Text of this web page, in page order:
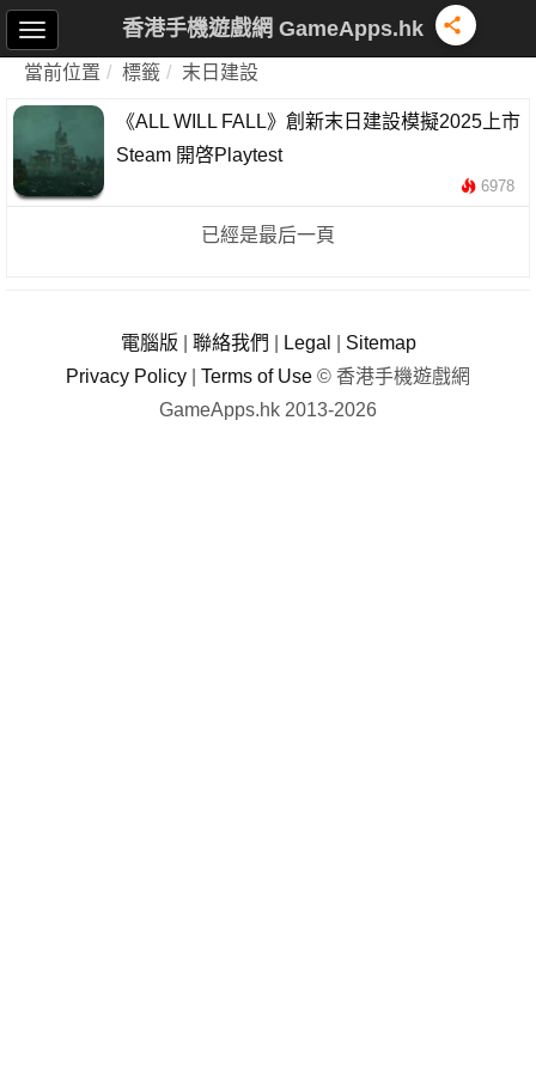
香港手機遊戲網 GameApps.hk
當前位置 標籤 末日建設
《ALL WILL FALL》創新末日建設模擬2025上市
Steam 開啓Playtest
6978
已經是最后一頁
電腦版 聯絡我們 Legal
Sitemap
Privacy Policy
Terms of Use © 香港手機遊戲網
GameApps.hk 2013-2026